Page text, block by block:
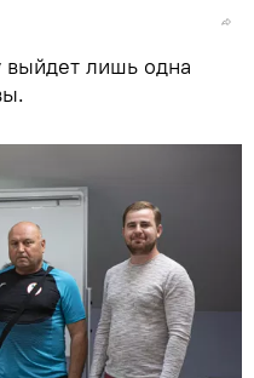
выйдет лишь одна